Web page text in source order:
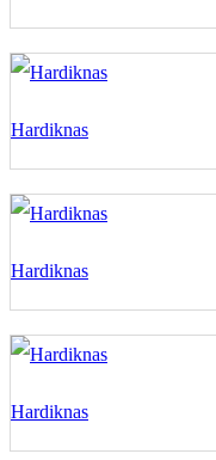
Hardiknas
Hardiknas
Hardiknas